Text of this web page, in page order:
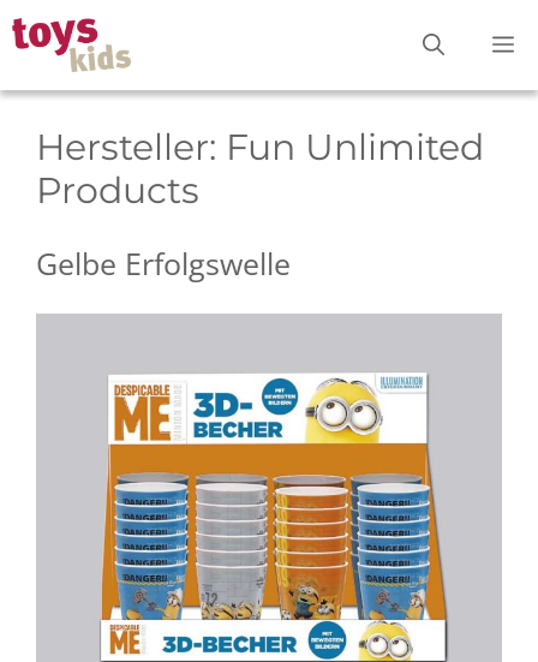
Zum
Inhalt
springen
Hersteller: Fun Unlimited
Products
Gelbe Erfolgswelle